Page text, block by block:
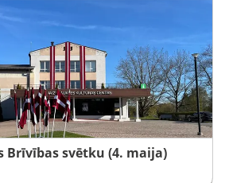
Brīvības svētku (4. maija)